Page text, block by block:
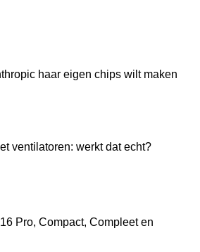
haar eigen chips wilt maken
ventilatoren: werkt dat echt?
Pro, Compact, Compleet en